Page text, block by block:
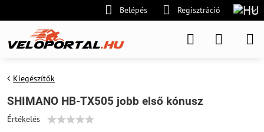
Belépés Regisztráció
Kiegészítők
SHIMANO HB-TX505 jobb első kónusz
Értékelés